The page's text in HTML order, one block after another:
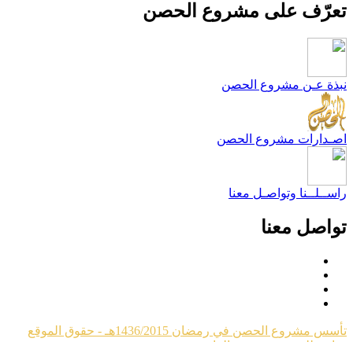
على مشروع الحصن
عـن مشروع الحصن
مشروع الحصن
وتواصـل معنا
معنا
تأسس مشروع الحصن في رمضان 1436/2015هـ - حقوق الموقع